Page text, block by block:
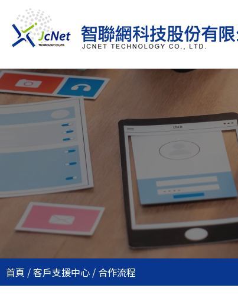
內
首頁 /客戶支援中心 / 合作流程